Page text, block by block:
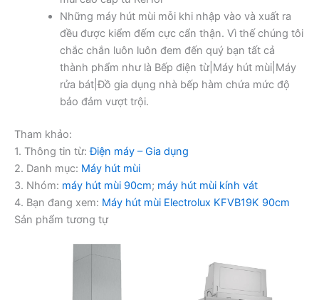
Những máy hút mùi mỗi khi nhập vào và xuất ra
đều được kiểm đếm cực cẩn thận. Vì thế chúng tôi
chắc chắn luôn luôn đem đến quý bạn tất cả
thành phẩm như là Bếp điện từ|Máy hút mùi|Máy
rửa bát|Đồ gia dụng nhà bếp hàm chứa mức độ
bảo đảm vượt trội.
Tham khảo:
1. Thông tin từ:Điện máy – Gia dụng
2. Danh mục: Máy hút mùi
3. Nhóm: máy hút mùi 90cm; máy hút mùi kính vát
4. Bạn đang xem: Máy hút mùi Electrolux KFVB19K 90cm
Sản phẩm tương tự